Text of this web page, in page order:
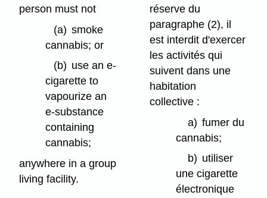
person must not
(a) smoke
cannabis; or
(b) use an e-
cigarette to
vapourize an
e-substance
containing
cannabis;
anywhere in a group
living facility.
réserve du
paragraphe (2), il
est interdit d'exercer
les activités qui
suivent dans une
habitation
collective :
a) fumer du
cannabis;
b) utiliser
une cigarette
électronique